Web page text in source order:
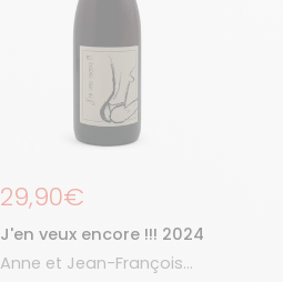
Prix régulier
29,90€
J'en veux encore !!! 2024
Anne et Jean-François